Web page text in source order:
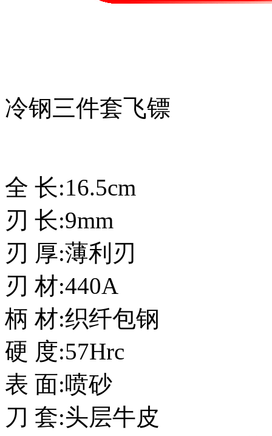
冷钢三件套飞镖
全 长:16.5cm
刃 长:9mm
刃 厚:薄利刃
刃 材:440A
柄 材:织纤包钢
硬 度:57Hrc
表 面:喷砂
刀 套:头层牛皮